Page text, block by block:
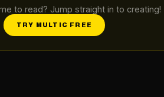
to read? Jump straight in to creating!
TRY MULTIC FREE